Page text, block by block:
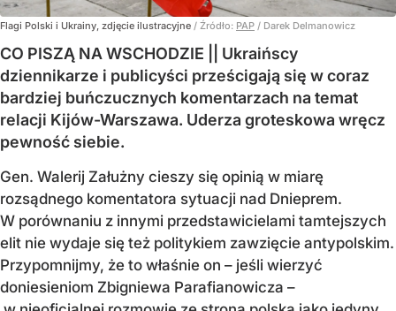
Flagi Polski i Ukrainy, zdjęcie ilustracyjne / Źródło: PAP / Darek Delmanowicz
CO PISZĄ NA WSCHODZIE || Ukraińscy
dziennikarze i publicyści prześcigają się w coraz
bardziej buńczucznych komentarzach na temat
relacji Kijów-Warszawa. Uderza groteskowa wręcz
pewność siebie.
Gen. Walerij Załużny cieszy się opinią w miarę
rozsądnego komentatora sytuacji nad Dnieprem.
W porównaniu z innymi przedstawicielami tamtejszych
elit nie wydaje się też politykiem zawzięcie antypolskim.
Przypomnijmy, że to właśnie on – jeśli wierzyć
doniesieniom Zbigniewa Parafianowicza –